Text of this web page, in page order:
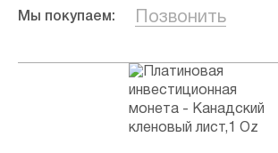
Мы покупаем: Позвонить